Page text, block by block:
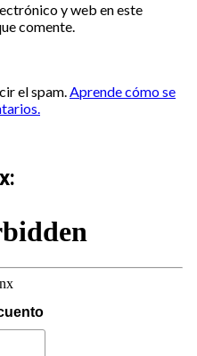
y web en este
comente.
el spam.Aprende cómo se